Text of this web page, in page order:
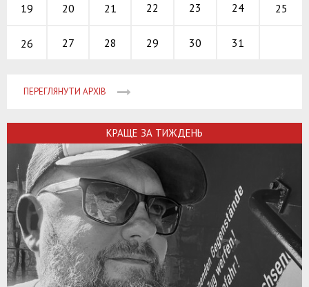
19 20 21 22 23 24 25
26 27 28 29 30 31
ПЕРЕГЛЯНУТИ АРХІВ
КРАЩЕ ЗА ТИЖДЕНЬ